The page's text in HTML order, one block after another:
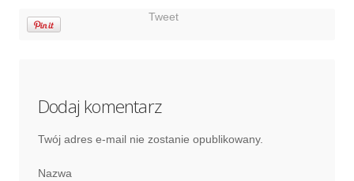
Tweet
Dodaj komentarz
Twój adres e-mail nie zostanie opublikowany.
Nazwa